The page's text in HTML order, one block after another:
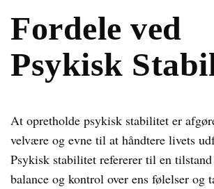
Fordele ved
Psykisk
At opretholde psykisk stabilitet er
velvære og evne til at håndtere livets
Psykisk stabilitet refererer til en
balance og kontrol over ens følelser og